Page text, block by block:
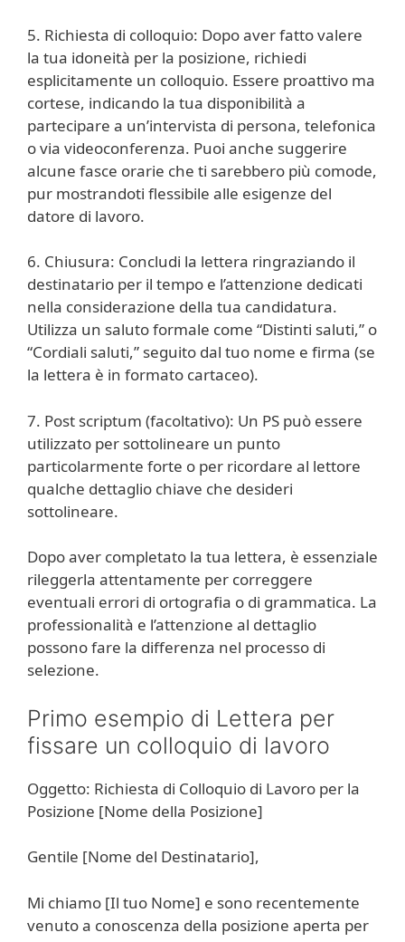
5. Richiesta di colloquio: Dopo aver fatto valere
la tua idoneità per la posizione, richiedi
esplicitamente un colloquio. Essere proattivo ma
cortese, indicando la tua disponibilità a
partecipare a un’intervista di persona, telefonica
o via videoconferenza. Puoi anche suggerire
alcune fasce orarie che ti sarebbero più comode,
pur mostrandoti flessibile alle esigenze del
datore di lavoro.
6. Chiusura: Concludi la lettera ringraziando il
destinatario per il tempo e l’attenzione dedicati
nella considerazione della tua candidatura.
Utilizza un saluto formale come “Distinti saluti,” o
“Cordiali saluti,” seguito dal tuo nome e firma (se
la lettera è in formato cartaceo).
7. Post scriptum (facoltativo): Un PS può essere
utilizzato per sottolineare un punto
particolarmente forte o per ricordare al lettore
qualche dettaglio chiave che desideri
sottolineare.
Dopo aver completato la tua lettera, è essenziale
rileggerla attentamente per correggere
eventuali errori di ortografia o di grammatica. La
professionalità e l’attenzione al dettaglio
possono fare la differenza nel processo di
selezione.
Primo esempio di Lettera per
fissare un colloquio di lavoro
Oggetto: Richiesta di Colloquio di Lavoro per la
Posizione [Nome della Posizione]
Gentile [Nome del Destinatario],
Mi chiamo [Il tuo Nome] e sono recentemente
venuto a conoscenza della posizione aperta per